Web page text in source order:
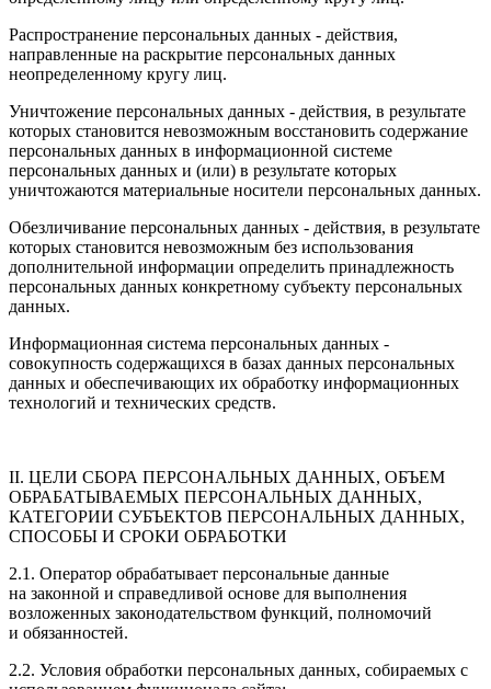
Распространение персональных данных - действия,
направленные на раскрытие персональных данных
неопределенному кругу лиц.
Уничтожение персональных данных - действия, в результате
которых становится невозможным восстановить содержание
персональных данных в информационной системе
персональных данных и (или) в результате которых
уничтожаются материальные носители персональных данных.
Обезличивание персональных данных - действия, в результате
которых становится невозможным без использования
дополнительной информации определить принадлежность
персональных данных конкретному субъекту персональных
данных.
Информационная система персональных данных -
совокупность содержащихся в базах данных персональных
данных и обеспечивающих их обработку информационных
технологий и технических средств.
II. ЦЕЛИ СБОРА ПЕРСОНАЛЬНЫХ ДАННЫХ, ОБЪЕМ
ОБРАБАТЫВАЕМЫХ ПЕРСОНАЛЬНЫХ ДАННЫХ,
КАТЕГОРИИ СУБЪЕКТОВ ПЕРСОНАЛЬНЫХ ДАННЫХ,
СПОСОБЫ И СРОКИ ОБРАБОТКИ
2.1. Оператор обрабатывает персональные данные
на законной и справедливой основе для выполнения
возложенных законодательством функций, полномочий
и обязанностей.
2.2. Условия обработки персональных данных, собираемых с